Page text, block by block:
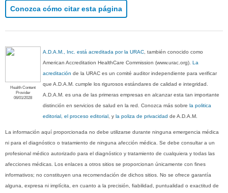
Conozca cómo citar esta página
Health Content
Provider
06/01/2028
A.D.A.M., Inc. está acreditada por la URAC, también conocido como
American Accreditation HealthCare Commission (www.urac.org).La
acreditación de la URAC es un comité auditor independiente para verificar
que A.D.A.M. cumple los rigurosos estándares de calidad e integridad.
A.D.A.M. es una de las primeras empresas en alcanzar esta tan importante
distinción en servicios de salud en la red. Conozca más sobrela politica
editorial, el proceso editorial, yla poliza de privacidad de A.D.A.M.
La información aquí proporcionada no debe utilizarse durante ninguna emergencia médica
ni para el diagnóstico o tratamiento de ninguna afección médica. Se debe consultar a un
profesional médico autorizado para el diagnóstico y tratamiento de cualquiera y todas las
afecciones médicas. Los enlaces a otros sitios se proporcionan únicamente con fines
informativos; no constituyen una recomendación de dichos sitios. No se ofrece garantía
alguna, expresa ni implícita, en cuanto a la precisión, fiabilidad, puntualidad o exactitud de